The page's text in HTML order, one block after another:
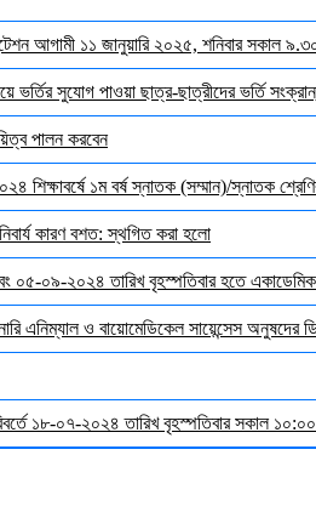
আগামী ১১ জানুয়ারি ২০২৫, শনিবার সকাল ৯.৩০
ভর্তির সুযোগ পাওয়া ছাত্র-ছাত্রীদের ভর্তি
পালন করবেন
শিক্ষাবর্ষে ১ম বর্ষ স্নাতক (সম্মান)/স্নাতক
কারণ বশত: স্থগিত করা হলো
০৫-০৯-২০২৪ তারিখ বৃহস্পতিবার হতে
এনিম্যাল ও বায়োমেডিকেল সায়েন্সেস
১৮-০৭-২০২৪ তারিখ বৃহস্পতিবার সকাল